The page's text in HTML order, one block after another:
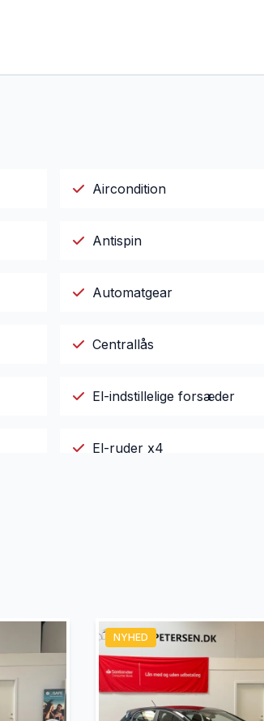
Aircondition
Antispin
Automatgear
Centrallås
El-indstillelige forsæder
El-ruder x4
Parkeringssensor bagved
SD kortlæser
NYHED